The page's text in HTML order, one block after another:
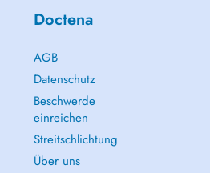
Doctena
AGB
Datenschutz
Beschwerde
einreichen
Streitschlichtung
Über uns